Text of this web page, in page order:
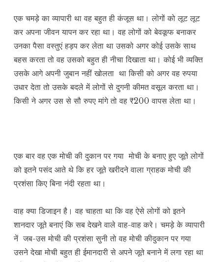
एक चमड़े का व्यापारी था वह बहुत ही कंजूस था। लोगों को लूट लूट
कर अपना जीवन यापन कर रहा था। वह लोगों को बेवकूफ बनाकर
उनका पैसा वस्तुएं हड़प कर लेता था उसको अगर कोई उसके साथ
बहस करता तो वह उसको बहुत ही नीचा दिखाता था। कोई भी व्यक्ति
उसके आगे अपनी जुबान नहीं खोलता था किसी को अगर वह रुपया
उधार देता तो उसके बदले में लोगों से दुगनी कीमत वसूल करता था।
किसी ने अगर उस से सौ रुपए मांगे तो वह ₹200 वापस लेता था।
एक बार वह एक मोची की दुकान पर गया मोची के बनाए हुए जूते लोगों
को इतने पसंद आते थे कि हर जूते खरीदने वाला ग्राहक मोची की
प्रशंसा किए बिना नंदी रहता था।
वाह क्या डिजाइन है। वह चाहता था कि वह ऐसे लोगों को इतने
शानदार जूते बनाएं कि सब देखने वाले वाह-वाह करे। चमड़े के व्यापारी
नें जब-उस मोची की प्रशंसा सुनी तो वह मोची कीदुकान पर गया
उसने देखा मोची बहुत ही ईमानदारी से अपने जूते बनाने में लगा रहा था